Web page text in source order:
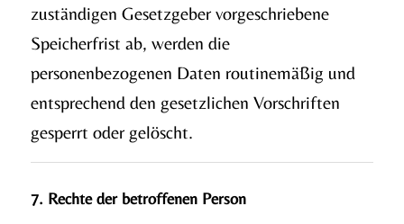
zuständigen Gesetzgeber vorgeschriebene
Speicherfrist ab, werden die
personenbezogenen Daten routinemäßig und
entsprechend den gesetzlichen Vorschriften
gesperrt oder gelöscht.
7. Rechte der betroffenen Person